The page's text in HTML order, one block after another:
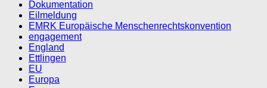
Dokumentation
Eilmeldung
EMRK Europäische Menschenrechtskonvention
engagement
England
Ettlingen
EU
Europa